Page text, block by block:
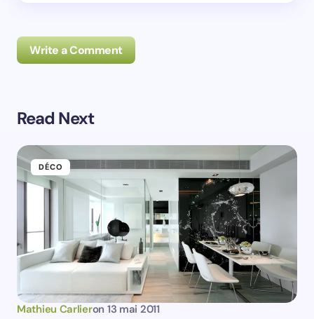
Write a Comment
Votre adresse e-mail ne sera pas publiée. Les
champs obligatoires sont indiqués avec*
Name *
Prévenez-moi de tous les nouveaux commentaires par
e-mail.
Prévenez-moi de tous les nouveaux articles par e-
Read Next
DÉCO
Mathieu Carlieron 13 mai 2011